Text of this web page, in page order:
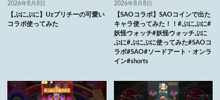
2026年8月8日
【ぷにぷに】Uzプリチーの可愛い
コラボ使ってみた
2026年8月8日
【SAOコラボ】SAOコインで出た
キャラ使ってみた！！#ぷにぷに#
妖怪ウォッチ#妖怪ウォッチぷに
ぷに#ぷにぷに使ってみた#SAOコ
ラボ#SAO#ソードアート・オンラ
イン#shorts